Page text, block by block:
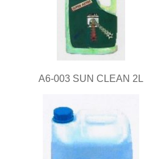
A6-003 SUN CLEAN 2L